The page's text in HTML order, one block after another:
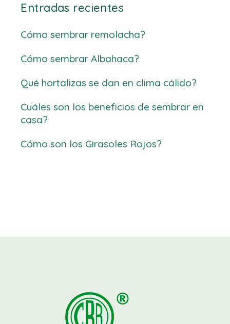
Entradas recientes
Cómo sembrar remolacha?
Cómo sembrar Albahaca?
Qué hortalizas se dan en clima cálido?
Cuáles son los beneficios de sembrar en
casa?
Cómo son los Girasoles Rojos?